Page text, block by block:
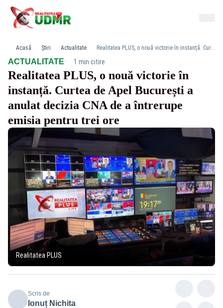
Acasă Știri Actualitate Realitatea PLUS, o nouă victorie în instanță. Curtea de Apel București a anulat decizia CNA de a întrerupe emisia pentru trei ore
ACTUALITATE· 1 min citire
Realitatea PLUS, o nouă victorie în
instanță. Curtea de Apel București a
anulat decizia CNA de a întrerupe
emisia pentru trei ore
Realitatea PLUS
Scris de
Ionuț Nichita